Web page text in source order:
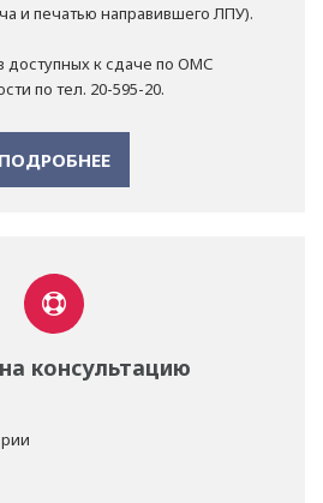
и печатью направившего ЛПУ).
доступных к сдаче по ОМС
по тел. 20-595-20.
ПОДРОБНЕЕ
консультацию